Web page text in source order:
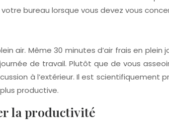
bureau lorsque vous devez vous
air. Même 30 minutes d’air frais en plein
de travail. Plutôt que de vous
à l’extérieur. Il est scientifiquement
productive.
la productivité